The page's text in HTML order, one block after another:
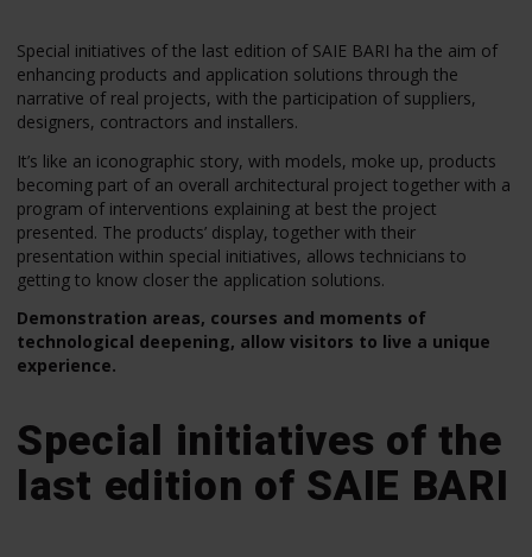
Special initiatives of the last edition of SAIE BARI ha the aim of
enhancing products and application solutions through the
narrative of real projects, with the participation of suppliers,
designers, contractors and installers.
It’s like an iconographic story, with models, moke up, products
becoming part of an overall architectural project together with a
program of interventions explaining at best the project
presented. The products’ display, together with their
presentation within special initiatives, allows technicians to
getting to know closer the application solutions.
Demonstration areas, courses and moments of
technological deepening, allow visitors to live a unique
experience.
Special initiatives of the
last edition of SAIE BARI